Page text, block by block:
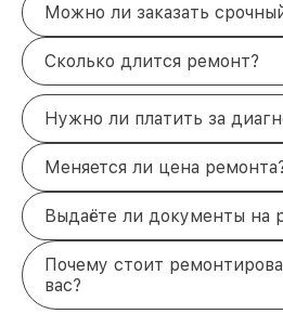
Можно ли заказать
Сколько длится ремонт?
Нужно ли платить за
Меняется ли цена
Выдаёте ли документы на
Почему стоит
вас?